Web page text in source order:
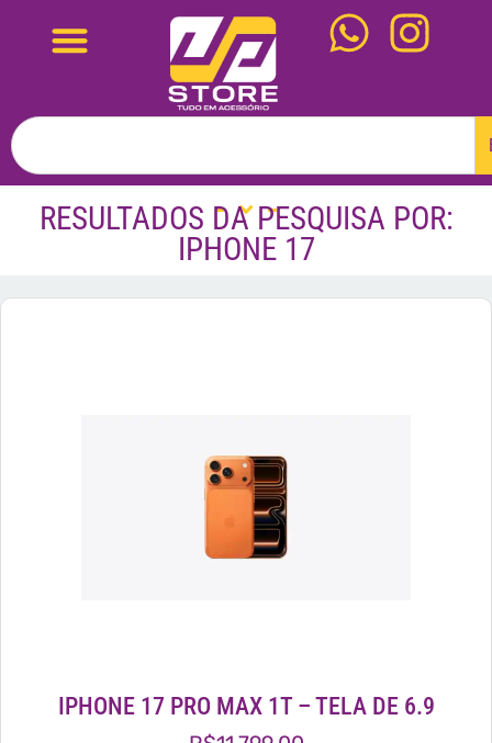
RESULTADOS DA PESQUISA POR:
IPHONE 17
IPHONE 17 PRO MAX 1T – TELA DE 6.9